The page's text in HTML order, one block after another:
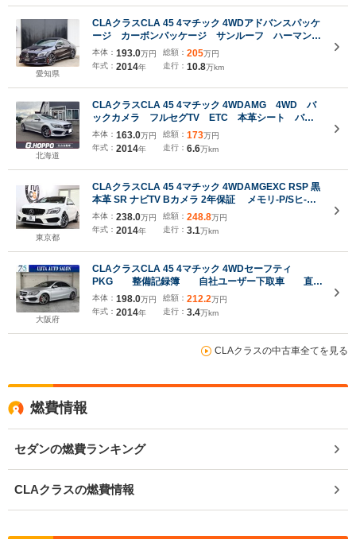
愛知県
CLAクラスCLA 45 4マチック 4WDアドバンスパッケ
ージ カーボンパッケージ サンルーフ ハーマンカ
ードンサウンド OZ19AW パナメリカーナグリル
カーボンサイドエアロ&リアディフューザー アンド
ロイドナビ レーダー 前後ドラレコ 地デジ
本体： 193.0万円
年式： 2014年
総額： 205万円
走行： 10.8万km
北海道
CLAクラスCLA 45 4マチック 4WDAMG 4WD バ
ックカメラ フルセグTV ETC 本革シート バブ
リング メモリー付きパワーシート 純正18インチ
AMGホイール純正AMGフロアマット シートヒータ
ー サーモスタット交換済 ミッションオイル交換済
本体： 163.0万円
年式： 2014年
総額： 173万円
走行： 6.6万km
東京都
CLAクラスCLA 45 4マチック 4WDAMGEXC RSP 黒
本革 SR ナビTV Bカメラ 2年保証 メモリ-P/Sヒ-タ-
BT音楽 PTS DSRC HID AMGエアロ/18AW AMGライ
ドCサス パナメリカ-ナグリル バリューPKG ダイナミ
ックS 7AT アンビエントL Rプライバシ-G パドルS
本体： 238.0万円
年式： 2014年
総額： 248.8万円
走行： 3.1万km
大阪府
CLAクラスCLA 45 4マチック 4WDセーフティ
PKG 整備記録簿 自社ユーザー下取車 直列
4気筒ターボエンジン
本体： 198.0万円
年式： 2014年
総額： 212.2万円
走行： 3.4万km
CLAクラスの中古車全てを見る
燃費情報
セダンの燃費ランキング
CLAクラスの燃費情報